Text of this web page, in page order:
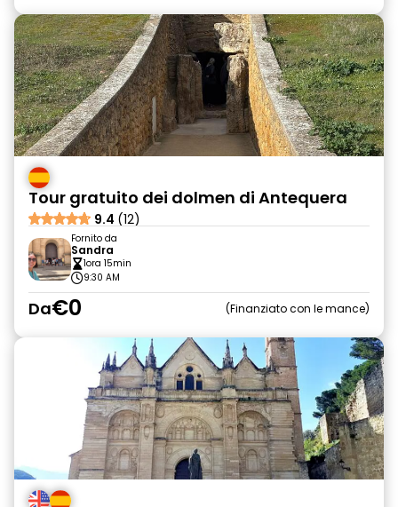
Tour gratuito dei dolmen di Antequera
9.4 (12)
Fornito da
Sandra
1ora 15min
9:30 AM
Da€0 Finanziato con le mance